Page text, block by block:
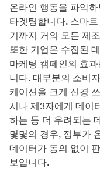
온라인 행동을 파악
타겟팅합니다. 스마
기까지 거의 모든 제
또한 기업은 수집된
마케팅 캠페인의 효
니다. 대부분의 소비
케이션을 크게 신경
시나 제3자에게 데이
하는 등 더 우려되는
몇몇의 경우, 정부가
데이터가 동의 없이
보입니다.